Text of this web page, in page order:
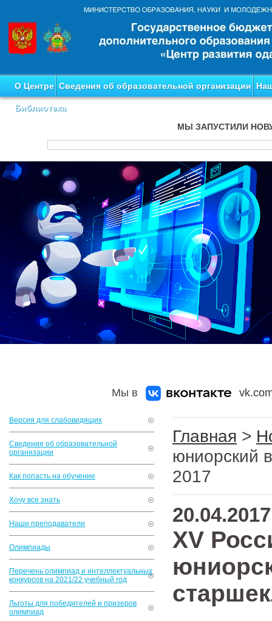
О Центре Сведения об образовательной организации
Библиотека
МЫ ЗАПУСТИЛИ
Мы в
Версия для слабовидящих
Сведения об образовательной
организации
Как попасть на обучение
Хочу все знать
Наши преподаватели
Олимпиады
Перечень олимпиад и интеллектуальных
конкурсов на 2021/22 учебный год
Льготы для победителей и призеров
олимпиад
Главная >
юниорский
2017
20.04.2017
XV